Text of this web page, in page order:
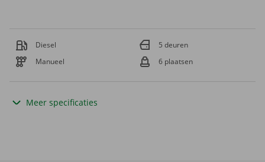
Diesel
5 deuren
Manueel
6 plaatsen
Meer specificaties